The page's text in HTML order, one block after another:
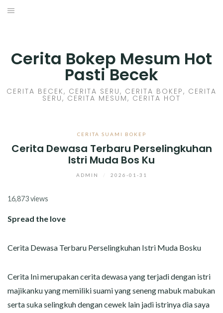
Skip
Cerita Bokep Mesum Hot
Pasti Becek
CERITA BECEK, CERITA SERU, CERITA BOKEP, CERITA
SERU, CERITA MESUM, CERITA HOT
CERITA SUAMI BOKEP
Cerita Dewasa Terbaru Perselingkuhan
Istri Muda Bos Ku
ADMIN 2026-01-31
16,873 views
Spread the love
Cerita Dewasa Terbaru Perselingkuhan Istri Muda Bosku
Cerita Ini merupakan cerita dewasa yang terjadi dengan istri
majikanku yang memiliki suami yang seneng mabuk mabukan
serta suka selingkuh dengan cewek lain jadi istrinya dia saya
CERITA SEX HOT
CERITA SKANDAL
CERITA BASAH
CERITA MALAM
CERITA NAKAL
CERITA SEMPROT
CERITA SPERMA